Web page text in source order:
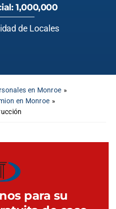
1,000,000
de Locales
en Monroe »
en Monroe »
para su